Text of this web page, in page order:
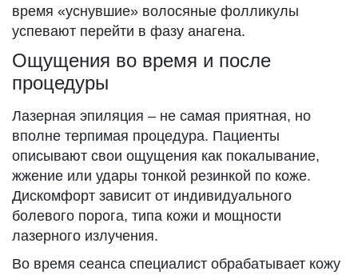
время «уснувшие» волосяные фолликулы
успевают перейти в фазу анагена.
Ощущения во время и после
процедуры
Лазерная эпиляция – не самая приятная, но
вполне терпимая процедура. Пациенты
описывают свои ощущения как покалывание,
жжение или удары тонкой резинкой по коже.
Дискомфорт зависит от индивидуального
болевого порога, типа кожи и мощности
лазерного излучения.
Во время сеанса специалист обрабатывает кожу